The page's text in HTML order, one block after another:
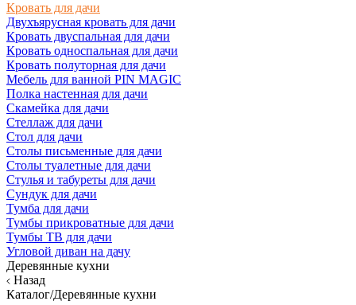
Кровать для дачи
Двухъярусная кровать для дачи
Кровать двуспальная для дачи
Кровать односпальная для дачи
Кровать полуторная для дачи
Мебель для ванной PIN MAGIC
Полка настенная для дачи
Скамейка для дачи
Стеллаж для дачи
Стол для дачи
Столы письменные для дачи
Столы туалетные для дачи
Стулья и табуреты для дачи
Сундук для дачи
Тумба для дачи
Тумбы прикроватные для дачи
Тумбы ТВ для дачи
Угловой диван на дачу
Деревянные кухни
Назад
Каталог/Деревянные кухни